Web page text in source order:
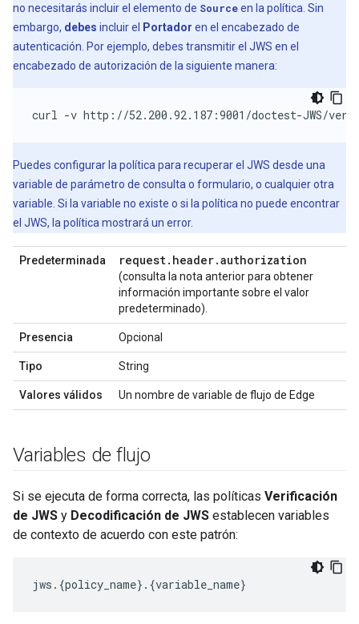
no necesitarás incluir el elemento de Sourceen la política. Sin
embargo, debes incluir el Portador en el encabezado de
autenticación. Por ejemplo, debes transmitir el JWS en el
encabezado de autorización de la siguiente manera:
curl -v http://52.200.92.187:9001/doctest-JWS/
Puedes configurar la política para recuperar el JWS desde una
variable de parámetro de consulta o formulario, o cualquier otra
variable. Si la variable no existe o si la política no puede encontrar
el JWS, la política mostrará un error.
Predeterminada request. header.authorization
(consulta la nota anterior para obtener
información importante sobre el valor
predeterminado).
Presencia Opcional
Tipo String
Valores válidos Un nombre de variable de flujo de Edge
Variables de flujo
Si se ejecuta de forma correcta, las políticas Verificación
de JWS y Decodificación de JWS establecen variables
de contexto de acuerdo con este patrón:
jws . {policy_name} . {variable_name}